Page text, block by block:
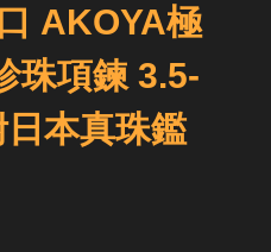
AKOYA極
珠項鍊 3.5-
本真珠鑑